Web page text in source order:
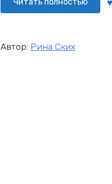
Автор: Рина Ских